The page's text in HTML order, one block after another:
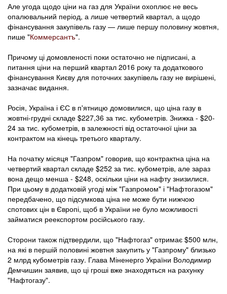
Але угода щодо ціни на газ для України охоплює не весь
опалювальний період, а лише четвертий квартал, а щодо
фінансування закупівель газу — лише першу половину жовтня,
пише "Коммерсантъ".
Причому ці домовленості поки остаточно не підписані, а
питання ціни на перший квартал 2016 року та додаткового
фінансування Києву для поточних закупівель газу не вирішені,
зазначає видання.
Росія, Україна і ЄС в п'ятницю домовилися, що ціна газу в
жовтні-грудні складе $227,36 за тис. кубометрів. Знижка - $20-
24 за тис. кубометрів, в залежності від остаточної ціни за
контрактом на кінець третього кварталу.
На початку місяця "Газпром" говорив, що контрактна ціна на
четвертий квартал складе $252 за тис. кубометрів, але зараз
вона дещо менша - $248, оскільки ціни на нафту знизилися.
При цьому в додатковій угоді між "Газпромом" і "Нафтогазом"
передбачено, що підсумкова ціна не може бути нижчою
спотових цін в Європі, щоб в України не було можливості
займатися реекспортом російського газу.
Сторони також підтвердили, що "Нафтогаз" отримає $500 млн,
на які в першій половині жовтня закупить у "Газпрому" близько
2 млрд кубометрів газу. Глава Міненерго України Володимир
Демчишин заявив, що ці гроші вже знаходяться на рахунку
"Нафтогазу".